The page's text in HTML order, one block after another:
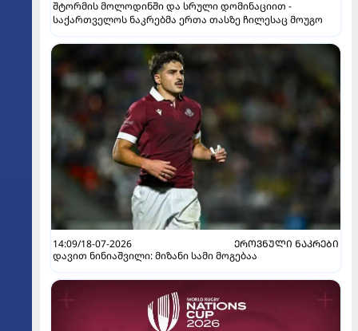
შტორმის მოლოდინში და სრული დომინაციით -
საქართველოს ნაკრებმა ერთა თასზე ჩილესაც მოუგო
14:09/18-07-2026
ᲔᲠᲝᲕᲜᲣᲚᲘ ᲜᲐᲙᲠᲔᲑᲘ
დავით ნინიაშვილი: მიზანი სამი მოგებაა